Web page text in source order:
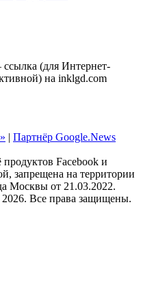
(для Интернет-
на inklgd.com
| Партнёр Google.News
Facebook и
запрещена на территории
Москвы от 21.03.2022.
Все права защищены.